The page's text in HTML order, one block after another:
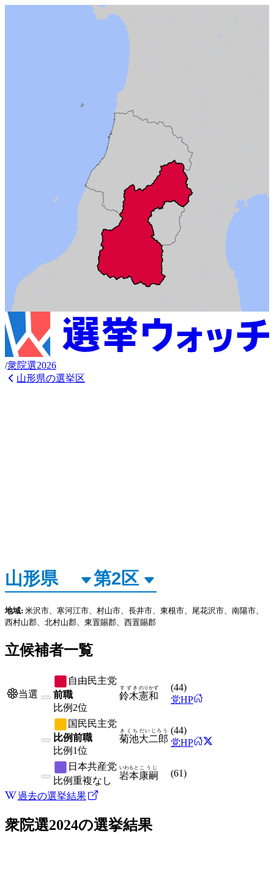
/衆院選2026
山形県の選挙区
地域: 米沢市、寒河江市、村山市、長井市、東根市、尾花沢市、南陽市、
西村山郡、北村山郡、東置賜郡、西置賜郡
立候補者一覧
当選
自由民主党
前職
比例 2位
鈴木
すずき
憲和
のりかず (44)
党HP
国民民主党
比例前職
比例 1位
菊池
きくち
大二郎
だいじろう (44)
党HP
日本共産党
比例重複なし 岩本
いわもと
康嗣
こうじ
(61)
過去の選挙結果
衆院選2024の選挙結果